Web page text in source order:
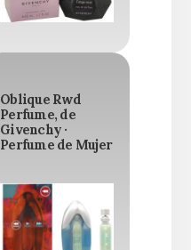
Oblique Rwd
Perfume, de
Givenchy ·
Perfume de Mujer